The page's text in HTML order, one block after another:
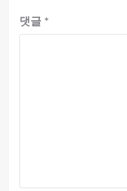
댓글 *